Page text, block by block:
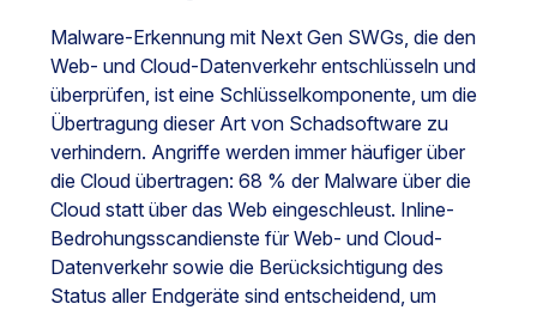
Malware-Erkennung mit Next Gen SWGs, die den
Web- und Cloud-Datenverkehr entschlüsseln und
überprüfen, ist eine Schlüsselkomponente, um die
Übertragung dieser Art von Schadsoftware zu
verhindern. Angriffe werden immer häufiger über
die Cloud übertragen: 68 % der Malware über die
Cloud statt über das Web eingeschleust. Inline-
Bedrohungsscandienste für Web- und Cloud-
Datenverkehr sowie die Berücksichtigung des
Status aller Endgeräte sind entscheidend, um